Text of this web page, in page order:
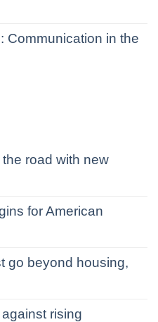
Communication in the
road with new
for American
go beyond housing,
rising